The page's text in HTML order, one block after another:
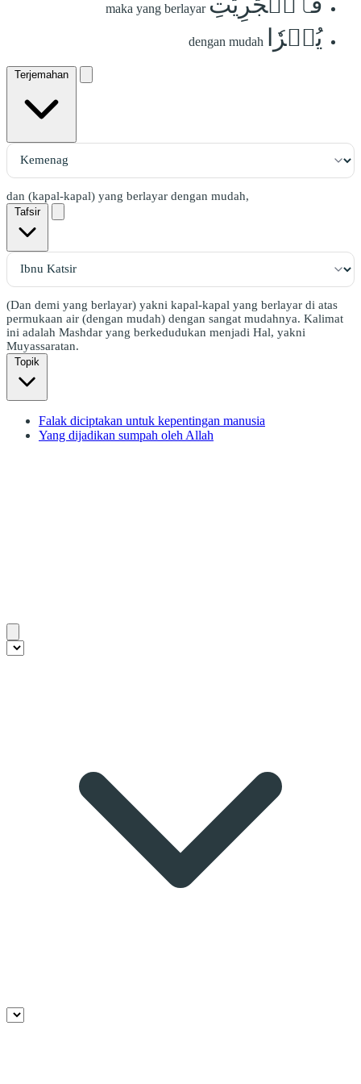
maka yang berlayar
يُسۡرٗا dengan mudah
Terjemahan
dan (kapal-kapal) yang berlayar dengan mudah,
Tafsir
(Dan demi yang berlayar) yakni kapal-kapal yang berlayar di atas
permukaan air (dengan mudah) dengan sangat mudahnya. Kalimat
ini adalah Mashdar yang berkedudukan menjadi Hal, yakni
Muyassaratan.
Topik
Falak diciptakan untuk kepentingan manusia
Yang dijadikan sumpah oleh Allah